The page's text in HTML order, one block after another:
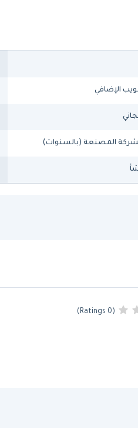
الإضافي
المصنعة (بالسنوات)
(0 Ratings)